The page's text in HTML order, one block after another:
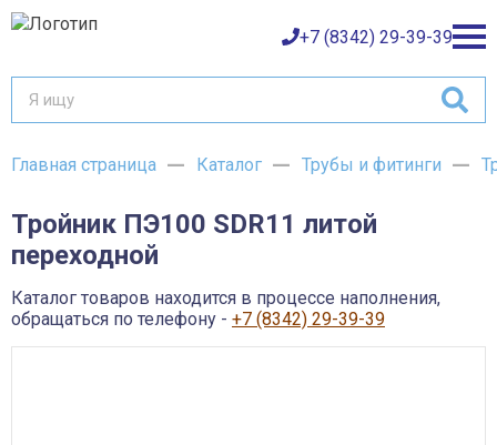
+7 (8342) 29-39-39
Каталог товаров
Баки и емкости АНИОН
Газовое оборудование
Детали трубопроводов и уплотнения
Запорная и регулирующая арматура
Инструмент
О компании
Оплата
Доставка
Главная страница Каталог Трубы и фитинги
Тройник ПЭ100 SDR11 литой
переходной
Каталог товаров находится в процессе наполнения,
обращаться по телефону - +7 (8342) 29-39-39